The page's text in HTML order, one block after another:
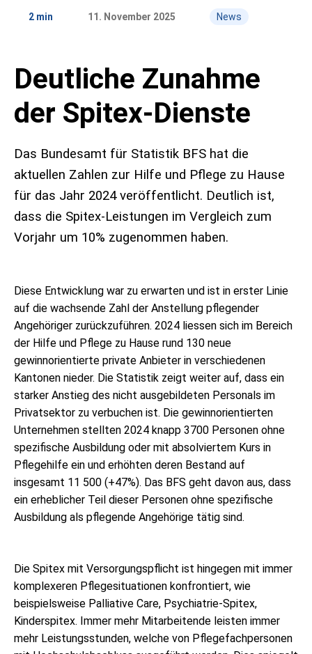
Studien
5 Fragen
«Aufgeschnappt»
Medientipp
Marktplatz
Kontakt Mediadaten Abonnement
2 min 11. November 2025 News
Deutliche Zunahme
der Spitex-Dienste
Das Bundesamt für Statistik BFS hat die
aktuellen Zahlen zur Hilfe und Pflege zu Hause
für das Jahr 2024 veröffentlicht. Deutlich ist,
dass die Spitex-Leistungen im Vergleich zum
Vorjahr um 10% zugenommen haben.
Diese Entwicklung war zu erwarten und ist in erster Linie
auf die wachsende Zahl der Anstellung pflegender
Angehöriger zurückzuführen. 2024 liessen sich im Bereich
der Hilfe und Pflege zu Hause rund 130 neue
gewinnorientierte private Anbieter in verschiedenen
Kantonen nieder. Die Statistik zeigt weiter auf, dass ein
starker Anstieg des nicht ausgebildeten Personals im
Privatsektor zu verbuchen ist. Die gewinnorientierten
Unternehmen stellten 2024 knapp 3700 Personen ohne
spezifische Ausbildung oder mit absolviertem Kurs in
Pflegehilfe ein und erhöhten deren Bestand auf
insgesamt 11 500 (+47%). Das BFS geht davon aus, dass
ein erheblicher Teil dieser Personen ohne spezifische
Ausbildung als pflegende Angehörige tätig sind.
Die Spitex mit Versorgungspflicht ist hingegen mit immer
komplexeren Pflegesituationen konfrontiert, wie
beispielsweise Palliative Care, Psychiatrie-Spitex,
Kinderspitex. Immer mehr Mitarbeitende leisten immer
mehr Leistungsstunden, welche von Pflegefachpersonen